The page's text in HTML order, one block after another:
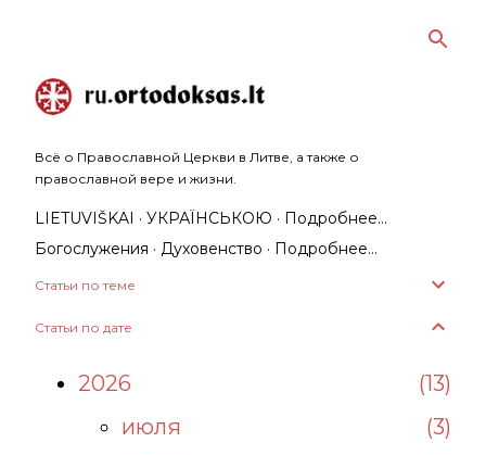
Всё о Православной Церкви в Литве, а также о
православной вере и жизни.
LIETUVIŠKAI УКРАЇНСЬКОЮ
Подробнее…
Богослужения
Духовенство Подробнее…
Статьи по теме
Статьи по дате
2026
13
июля
3